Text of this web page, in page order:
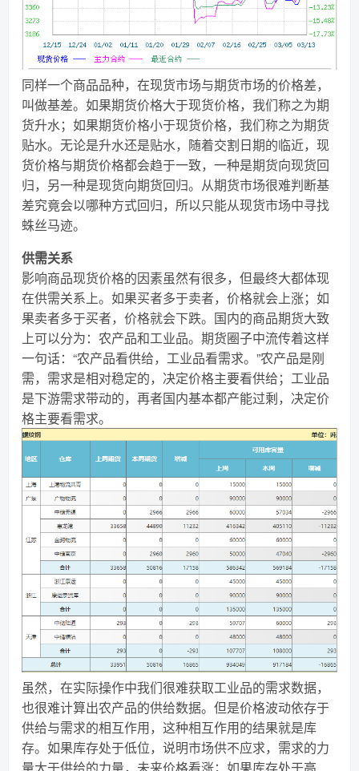
同样一个商品品种，在现货市场与期货市场的价格差，
叫做基差。如果期货价格大于现货价格，我们称之为期
货升水；如果期货价格小于现货价格，我们称之为期货
贴水。无论是升水还是贴水，随着交割日期的临近，现
货价格与期货价格都会趋于一致，一种是期货向现货回
归，另一种是现货向期货回归。从期货市场很难判断基
差究竟会以哪种方式回归，所以只能从现货市场中寻找
蛛丝马迹。
供需关系
影响商品现货价格的因素虽然有很多，但最终大都体现
在供需关系上。如果买者多于卖者，价格就会上涨；如
果卖者多于买者，价格就会下跌。国内的商品期货大致
上可以分为：农产品和工业品。期货圈子中流传着这样
一句话：“农产品看供给，工业品看需求。”农产品是刚
需，需求是相对稳定的，决定价格主要看供给；工业品
是下游需求带动的，再者国内基本都产能过剩，决定价
格主要看需求。
虽然，在实际操作中我们很难获取工业品的需求数据，
也很难计算出农产品的供给数据。但是价格波动依存于
供给与需求的相互作用，这种相互作用的结果就是库
存。如果库存处于低位，说明市场供不应求，需求的力